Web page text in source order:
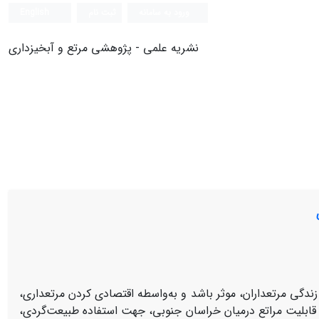
نشریه علمی - پژوهشی مرتع و آبخیزداری
مرتعداران، موثر باشد و به‌‌واسطه اقتصادی کردن مرتعداری،
مراتع درمیان خراسان جنوبی، جهت استفاده طبیعت‌‌گردی،